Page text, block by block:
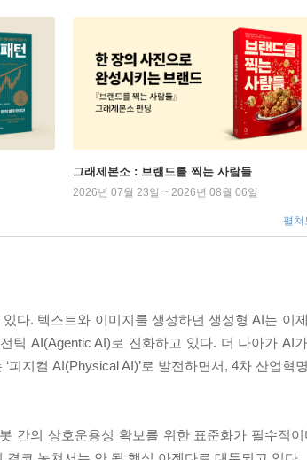
그래제본소 : 브랜드를 찍는 사람들
2026년 07월 23일 ~ 2026년 08월 06일
펼쳐
다. 텍스트와 이미지를 생성하던 생성형 AI는 이
틱 AI(Agentic AI)로 진화하고 있다. 더 나아가 AI
지컬 AI(Physical AI)’로 발전하면서, 4차 산업혁
간의 상호운용성 확보를 위한 표준화가 필수적이